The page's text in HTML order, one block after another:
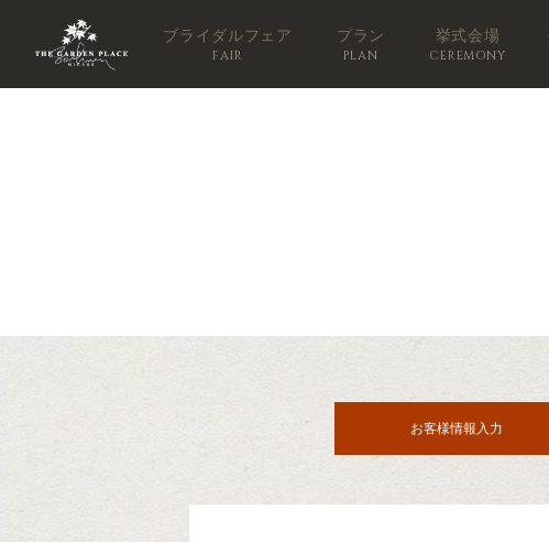
ブライダルフェア
FAIR
プラン
PLAN
挙式会場
CEREMONY
お客様情報入力